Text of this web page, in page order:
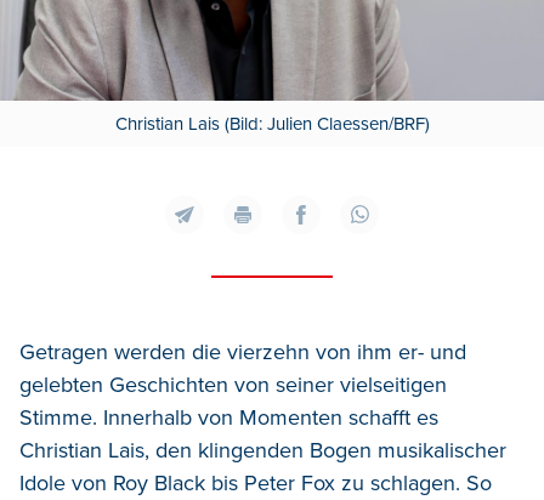
Christian Lais (Bild: Julien Claessen/BRF)
Getragen werden die vierzehn von ihm er- und
gelebten Geschichten von seiner vielseitigen
Stimme. Innerhalb von Momenten schafft es
Christian Lais, den klingenden Bogen musikalischer
Idole von Roy Black bis Peter Fox zu schlagen. So